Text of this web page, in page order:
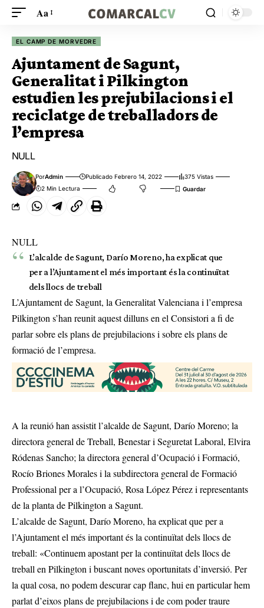
Aa
EL CAMP DE MORVEDRE
Ajuntament de Sagunt,
Generalitat i Pilkington
estudien les prejubilacions i el
reciclatge de treballadors de
l’empresa
NULL
PorAdmin Publicado Febrero 14, 2022
375 Vistas
2 Min Lectura
NULL
L’alcalde de Sagunt, Darío Moreno, ha explicat que
per a l’Ajuntament el més important és la continuïtat
dels llocs de treball
L’Ajuntament de Sagunt, la Generalitat Valenciana i l’empresa
Pilkington s’han reunit aquest dilluns en el Consistori a fi de
parlar sobre els plans de prejubilacions i sobre els plans de
formació de l’empresa.
A la reunió han assistit l’alcalde de Sagunt, Darío Moreno; la
directora general de Treball, Benestar i Seguretat Laboral, Elvira
Ródenas Sancho; la directora general d’Ocupació i Formació,
Rocío Briones Morales i la subdirectora general de Formació
Professional per a l’Ocupació, Rosa López Pérez i representants
de la planta de Pilkington a Sagunt.
L’alcalde de Sagunt, Darío Moreno, ha explicat que per a
l’Ajuntament el més important és la continuïtat dels llocs de
treball: «Continuem apostant per la continuïtat dels llocs de
treball en Pilkington i buscant noves oportunitats d’inversió. Per
la qual cosa, no podem descurar cap flanc, hui en particular hem
parlat d’eixos plans de prejubilacions i de com poder traure